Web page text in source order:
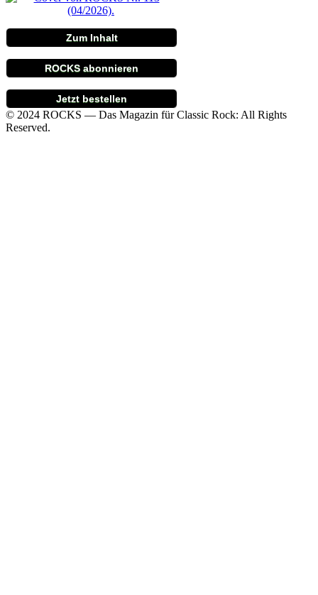
Zum Inhalt
ROCKS abonnieren
Jetzt bestellen
© 2024 ROCKS — Das Magazin für Classic Rock: All Rights
Reserved.